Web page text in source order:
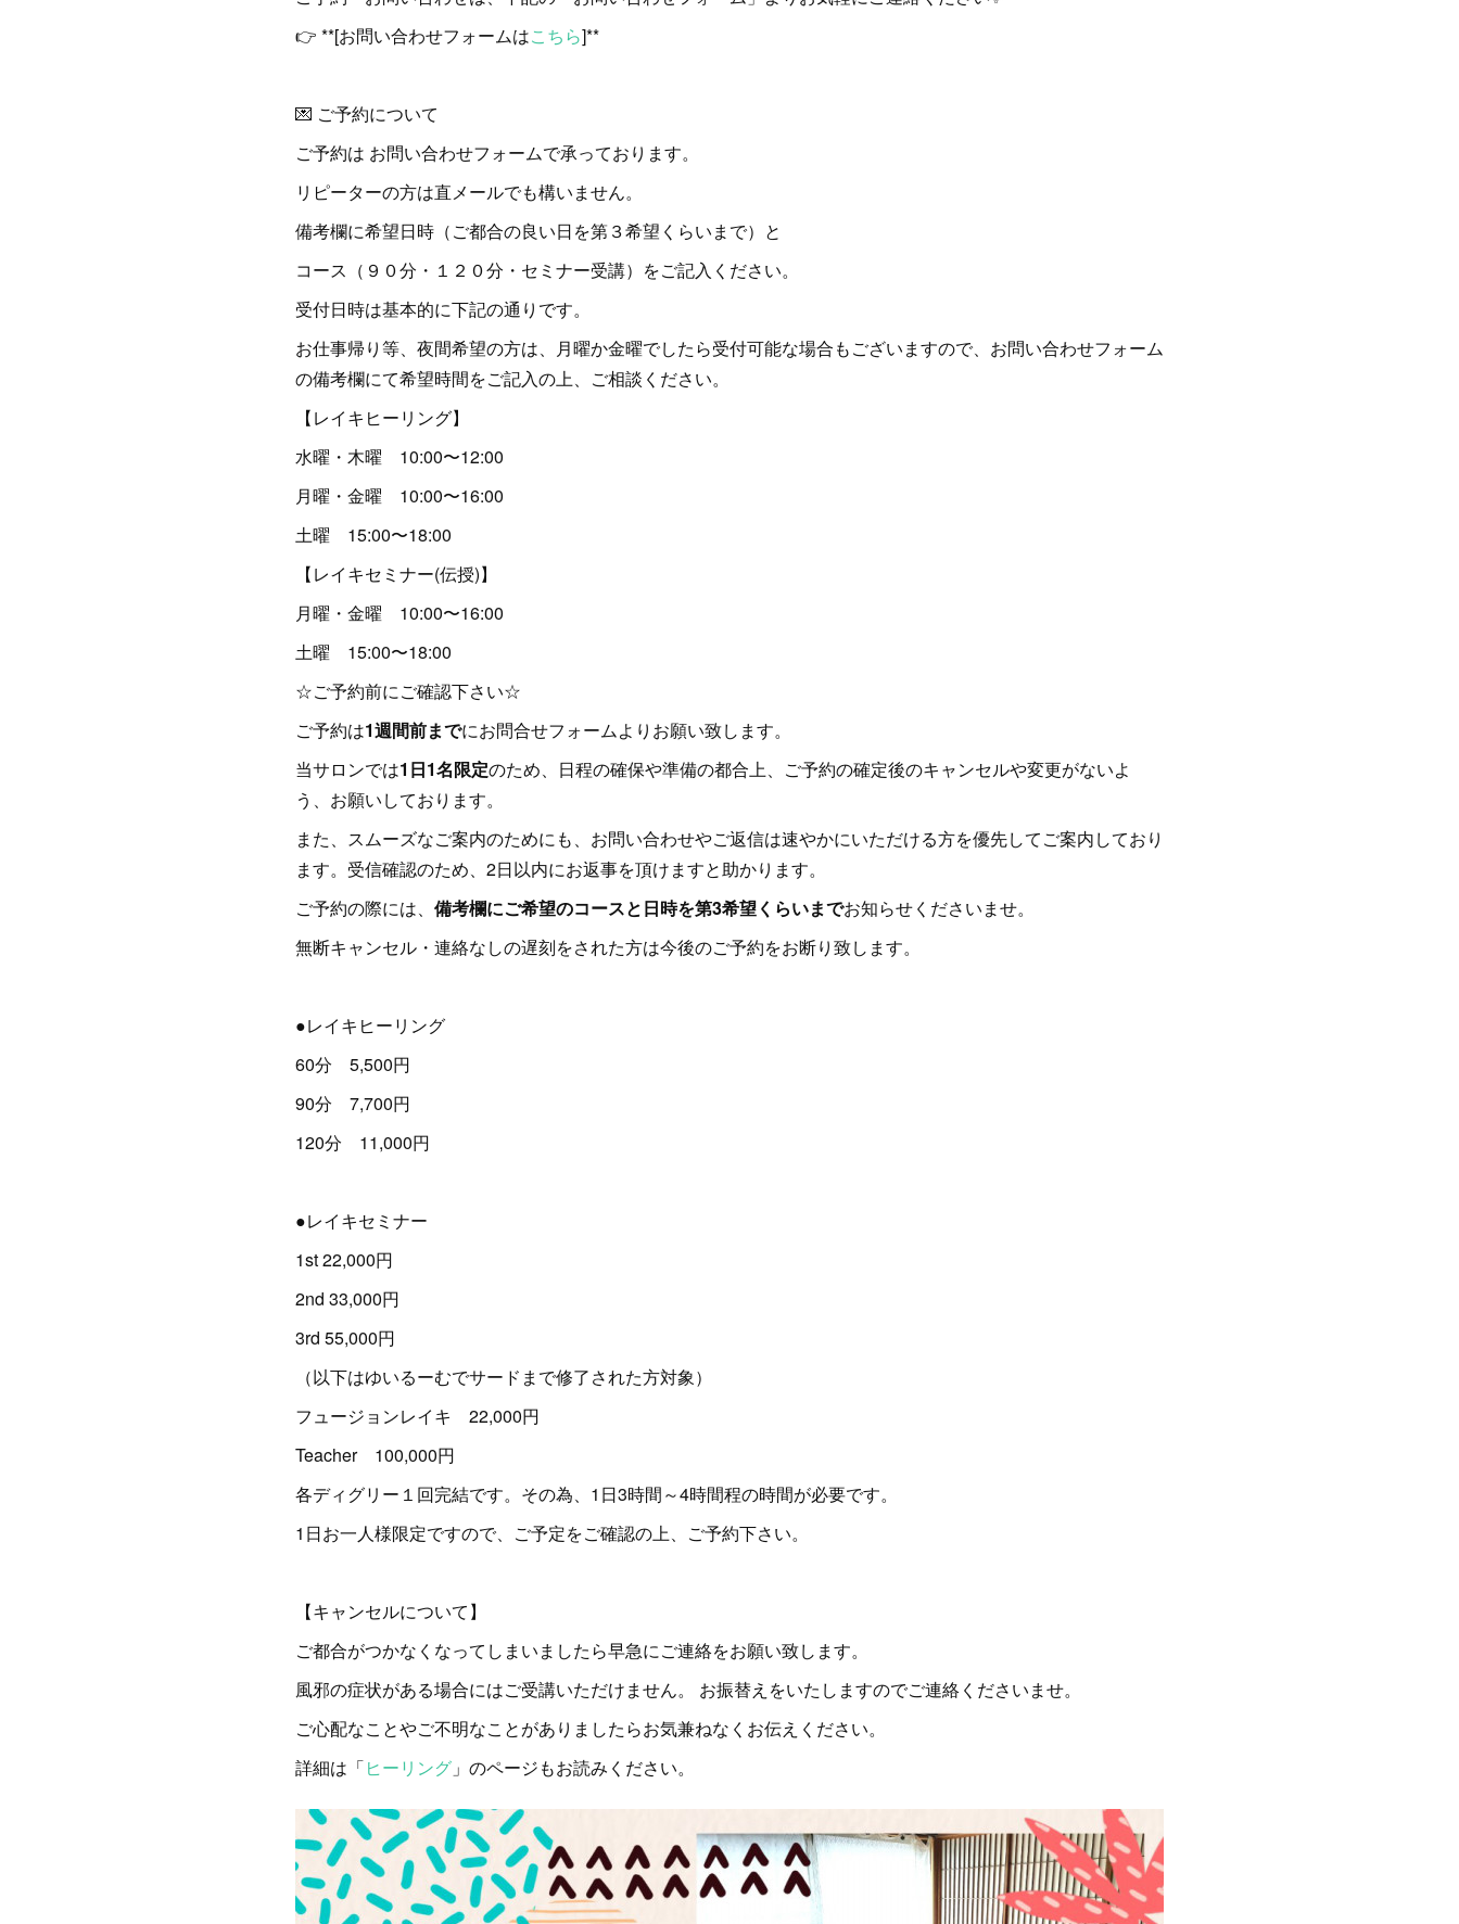
👉 **[お問い合わせフォームはこちら]**
💌 ご予約について
ご予約は お問い合わせフォームで承っております。
リピーターの方は直メールでも構いません。
備考欄に希望日時（ご都合の良い日を第３希望くらいまで）と
コース（９０分・１２０分・セミナー受講）をご記入ください。
受付日時は基本的に下記の通りです。
お仕事帰り等、夜間希望の方は、月曜か金曜でしたら受付可能な場合もございますので、お問い合わせフォーム
の備考欄にて希望時間をご記入の上、ご相談ください。
【レイキヒーリング】
水曜・木曜 10:00〜12:00
月曜・金曜 10:00〜16:00
土曜 15:00〜18:00
【レイキセミナー(伝授)】
月曜・金曜 10:00〜16:00
土曜 15:00〜18:00
☆ご予約前にご確認下さい☆
ご予約は1週間前までにお問合せフォームよりお願い致します。
当サロンでは1日1名限定のため、日程の確保や準備の都合上、ご予約の確定後のキャンセルや変更がないよ
う、お願いしております。
また、スムーズなご案内のためにも、お問い合わせやご返信は速やかにいただける方を優先してご案内しており
ます。受信確認のため、2日以内にお返事を頂けますと助かります。
ご予約の際には、 備考欄にご希望のコースと日時を第3希望くらいまでお知らせくださいませ。
無断キャンセル・連絡なしの遅刻をされた方は今後のご予約をお断り致します。
●レイキヒーリング
60分 5,500円
90分 7,700円
120分 11,000円
●レイキセミナー
1st 22,000円
2nd 33,000円
3rd 55,000円
（以下はゆいるーむでサードまで修了された方対象）
フュージョンレイキ 22,000円
Teacher 100,000円
各ディグリー１回完結です。その為、1日3時間～4時間程の時間が必要です。
1日お一人様限定ですので、ご予定をご確認の上、ご予約下さい。
【キャンセルについて】
ご都合がつかなくなってしまいましたら早急にご連絡をお願い致します。
風邪の症状がある場合にはご受講いただけません。 お振替えをいたしますのでご連絡くださいませ。
ご心配なことやご不明なことがありましたらお気兼ねなくお伝えください。
詳細は「ヒーリング 」のページもお読みください。